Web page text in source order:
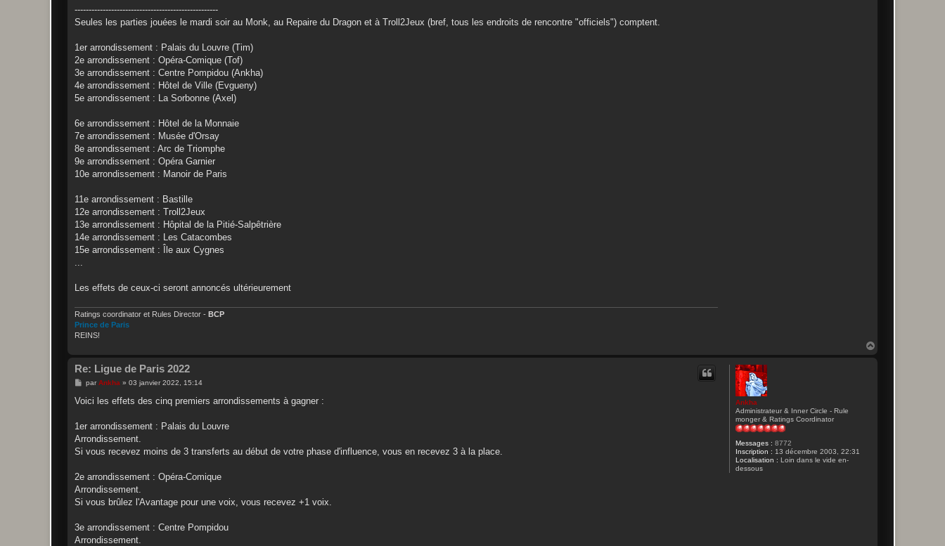
---------------------------------------------------
Seules les parties jouées le mardi soir au Monk, au Repaire du Dragon et à Troll2Jeux (bref, tous les endroits de rencontre "officiels") comptent.
1er arrondissement : Palais du Louvre (Tim)
2e arrondissement : Opéra-Comique (Tof)
3e arrondissement : Centre Pompidou (Ankha)
4e arrondissement : Hôtel de Ville (Evgueny)
5e arrondissement : La Sorbonne (Axel)
6e arrondissement : Hôtel de la Monnaie
7e arrondissement : Musée d'Orsay
8e arrondissement : Arc de Triomphe
9e arrondissement : Opéra Garnier
10e arrondissement : Manoir de Paris
11e arrondissement : Bastille
12e arrondissement : Troll2Jeux
13e arrondissement : Hôpital de la Pitié-Salpêtrière
14e arrondissement : Les Catacombes
15e arrondissement : Île aux Cygnes
...
Les effets de ceux-ci seront annoncés ultérieurement
Ratings coordinator et Rules Director - BCP
Prince de Paris
REINS!
Ankha
Administrateur & Inner Circle - Rule
monger & Ratings Coordinator
Messages : 8772
Inscription : 13 décembre 2003, 22:31
Localisation : Loin dans le vide en-
dessous
Re: Ligue de Paris 2022
M
s
g
parAnkha » 03 janvier 2022, 15:14
Voici les effets des cinq premiers arrondissements à gagner :
1er arrondissement : Palais du Louvre
Arrondissement.
Si vous recevez moins de 3 transferts au début de votre phase d'influence, vous en recevez 3 à la place.
2e arrondissement : Opéra-Comique
Arrondissement.
Si vous brûlez l'Avantage pour une voix, vous recevez +1 voix.
3e arrondissement : Centre Pompidou
Arrondissement.